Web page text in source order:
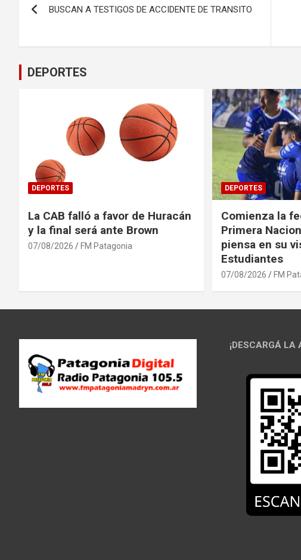
entradas
BUSCAN A TESTIGOS DE ACCIDENTE DE TRANSITO
DEPORTES
DEPORTES
La CAB falló a favor de Huracán
y la final será ante Brown
07/08/2026 FM Patagonia
DEPORTES
Comienza la
Primera
piensa en su
Estudiantes
07/08/2026 FM
¡DESCARGÁ LA